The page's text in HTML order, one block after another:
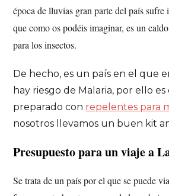
época de lluvias gran parte del país
que como os podéis imaginar, es un
para los insectos.
De hecho, es un país en el que
hay riesgo de Malaria, por ello
preparado con repelentes para
nosotros llevamos un buen kit
Presupuesto para un viaje a
Se trata de un país por el que se puede